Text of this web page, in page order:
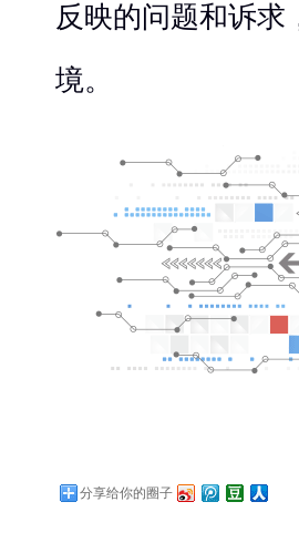
反映的问题和诉
境。
分享给你的圈子